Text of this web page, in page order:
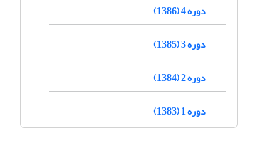
دوره 4 (1386)
دوره 3 (1385)
دوره 2 (1384)
دوره 1 (1383)